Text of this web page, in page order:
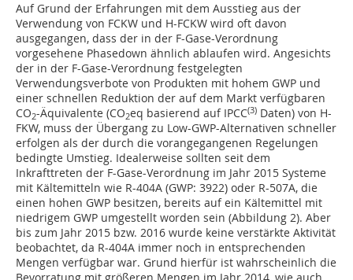
Auf Grund der Erfahrungen mit dem Ausstieg aus der
Verwendung von FCKW und H-FCKW wird oft davon
ausgegangen, dass der in der F-Gase-Verordnung
vorgesehene Phasedown ähnlich ablaufen wird. Angesichts
der in der F-Gase-Verordnung festgelegten
Verwendungsverbote von Produkten mit hohem GWP und
einer schnellen Reduktion der auf dem Markt verfügbaren
CO2-Äquivalente (CO2eq basierend auf IPCC(3) Daten) von H-
FKW, muss der Übergang zu Low-GWP-Alternativen schneller
erfolgen als der durch die vorangegangenen Regelungen
bedingte Umstieg. Idealerweise sollten seit dem
Inkrafttreten der F-Gase-Verordnung im Jahr 2015 Systeme
mit Kältemitteln wie R-404A (GWP: 3922) oder R-507A, die
einen hohen GWP besitzen, bereits auf ein Kältemittel mit
niedrigem GWP umgestellt worden sein (Abbildung 2). Aber
bis zum Jahr 2015 bzw. 2016 wurde keine verstärkte Aktivität
beobachtet, da R-404A immer noch in entsprechenden
Mengen verfügbar war. Grund hierfür ist wahrscheinlich die